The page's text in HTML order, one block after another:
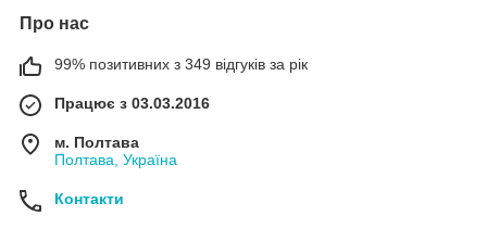
Про нас
99% позитивних з 349 відгуків за рік
Працює з 03.03.2016
м. Полтава
Полтава, Україна
Контакти